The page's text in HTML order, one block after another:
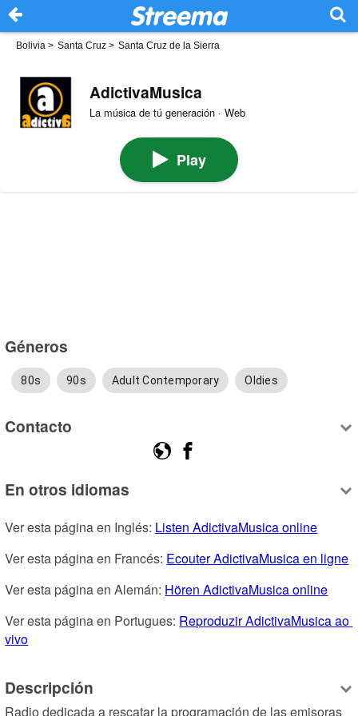
Bolivia > Santa Cruz > Santa Cruz de la Sierra
AdictivaMusica
La música de tú generación · Web
Play
Géneros
80s 90s Adult Contemporary Oldies
Contacto
En otros idiomas
Ver esta página en Inglés: Listen AdictivaMusica online
Ver esta página en Francés: Ecouter AdictivaMusica en ligne
Ver esta página en Alemán: Hören AdictivaMusica online
Ver esta página en Portugues: Reproduzir AdictivaMusica ao
vivo
Descripción
Radio dedicada a rescatar la programación de las emisoras